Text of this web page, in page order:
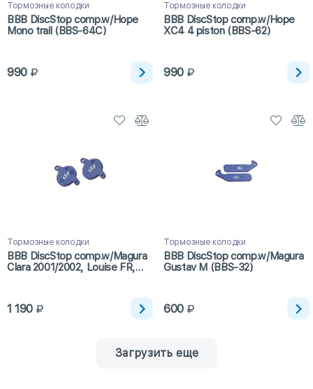
Тормозные колодки
BBB DiscStop comp.w/Hope
Mono trail (BBS-64C)
990
Тормозные колодки
BBB DiscStop comp.w/Hope
XC4 4 piston (BBS-62)
990
Тормозные колодки
BBB DiscStop comp.w/Magura
Clara 2001/2002, Louise FR,
1 190
Тормозные колодки
BBB DiscStop comp.w/Magura
Gustav M (BBS-32)
600
Загрузить еще